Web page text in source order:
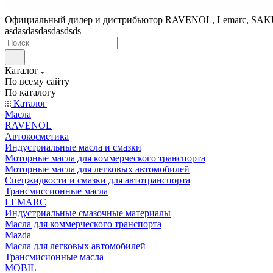
Официальный дилер и дистрибьютор RAVENOL, Lemarc,
asdasdasdasdasdsds
Каталог
По всему сайту
По каталогу
Каталог
Масла
RAVENOL
Автокосметика
Индустриальные масла и смазки
Моторные масла для коммерческого транспорта
Моторные масла для легковых автомобилей
Спецжидкости и смазки для автотранспорта
Трансмиссионные масла
LEMARC
Индустриальные смазочные материалы
Масла для коммерческого транспорта
Mazda
Масла для легковых автомобилей
Трансмисионные масла
MOBIL